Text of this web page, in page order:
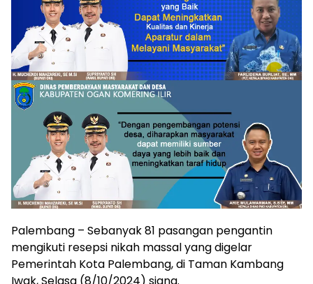
Palembang – Sebanyak 81 pasangan pengantin
mengikuti resepsi nikah massal yang digelar
Pemerintah Kota Palembang, di Taman Kambang